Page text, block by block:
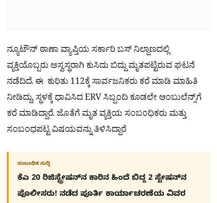
ನ್ಯೂಟೌನ್ ಠಾಣಾ ವ್ಯಾಪ್ತಿಯ ಸರ್ಕಾರಿ ಬಸ್ ನಿಲ್ದಾಣದಲ್ಲಿ
ವ್ಯಕ್ತಿಯೊಬ್ಬರು ಅಸ್ವಸ್ಥರಾಗಿ ಕುಸಿದು ಬಿದ್ದು ಮೃತಪಟ್ಟಿರುವ ಘಟನೆ
ನಡೆದಿದೆ. ಈ ಕುರಿತು 112ಕ್ಕೆ ಸಾರ್ವಜನಿಕರು ಕರೆ ಮಾಡಿ ಮಾಹಿತಿ
ನೀಡಿದ್ದು, ಸ್ಥಳಕ್ಕೆ ಧಾವಿಸಿದ ERV ಸಿಬ್ಬಂದಿ ಕೂಡಲೇ ಆಂಬುಲೆನ್ಸ್‌ಗೆ
ಕರೆ ಮಾಡಿದ್ದಾರೆ. ಜೊತೆಗೆ ಮೃತ ವ್ಯಕ್ತಿಯ ಸಂಬಂಧಿಕರು ಮತ್ತು
ಸಂಬಂಧಪಟ್ಟ ವಿಷಯವನ್ನು ತಿಳಿಸಿದ್ದಾರೆ
ಸಂಬಂಧಿತ ಸುದ್ದಿ
ಕೆಎ 20 ರಿಜಿಸ್ಟ್ರೇಷನ್​ನ ಕಾರಿನ ಹಿಂದೆ ಬಿದ್ದ 2 ಸ್ಟೇಷನ್​ನ
ಪೊಲೀಸರು! ನಡೆದ ಪೂರ್ತಿ ಕಾರ್ಯಾಚರಣೆಯ ವಿವರ